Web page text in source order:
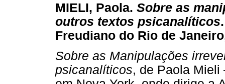
MIELI, Paola. Sobre as
outros textos psicanalíticos
Freudiano do Rio de
Sobre as Manipulações
psicanalíticos, de Paola Mieli